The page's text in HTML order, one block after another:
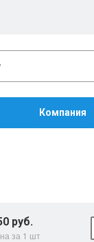
Компания
руб.
за 1 шт